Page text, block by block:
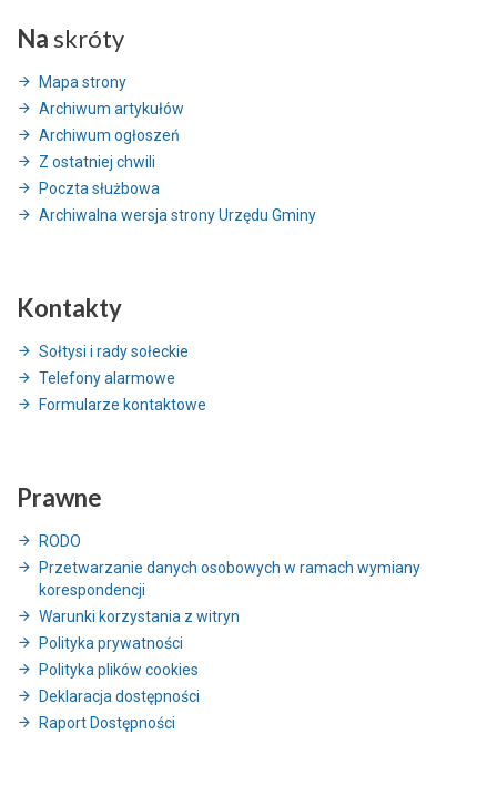
Na skróty
Mapa strony
Archiwum artykułów
Archiwum ogłoszeń
Z ostatniej chwili
Poczta służbowa
Archiwalna wersja strony Urzędu Gminy
Kontakty
Sołtysi i rady sołeckie
Telefony alarmowe
Formularze kontaktowe
Prawne
RODO
Przetwarzanie danych osobowych w ramach wymiany
korespondencji
Warunki korzystania z witryn
Polityka prywatności
Polityka plików cookies
Deklaracja dostępności
Raport Dostępności